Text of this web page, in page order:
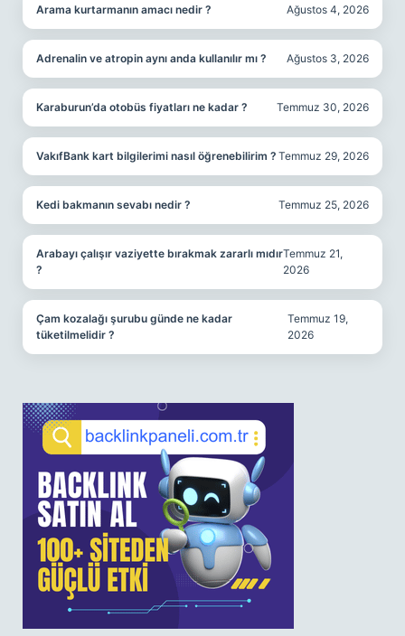
Arama kurtarmanın amacı nedir ? Ağustos 4, 2026
Adrenalin ve atropin aynı anda kullanılır mı ? Ağustos 3, 2026
Karaburun’da otobüs fiyatları ne kadar ? Temmuz 30, 2026
VakıfBank kart bilgilerimi nasıl öğrenebilirim ? Temmuz 29, 2026
Kedi bakmanın sevabı nedir ? Temmuz 25, 2026
Arabayı çalışır vaziyette bırakmak zararlı mıdır
?
Temmuz 21,
2026
Çam kozalağı şurubu günde ne kadar
tüketilmelidir ?
Temmuz 19,
2026